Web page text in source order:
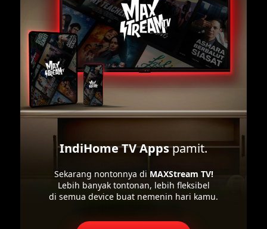
IndiHome TV Appspamit.
Sekarang nontonnya di MAXStream TV!
Lebih banyak tontonan, lebih fleksibel
di semua device buat nemenin hari kamu.